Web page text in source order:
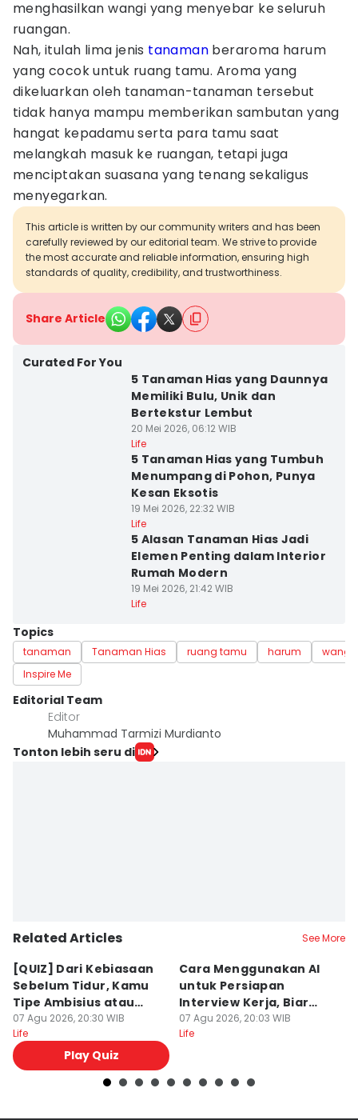
menghasilkan wangi yang menyebar ke seluruh
ruangan.
Nah, itulah lima jenis tanaman beraroma harum
yang cocok untuk ruang tamu. Aroma yang
dikeluarkan oleh tanaman-tanaman tersebut
tidak hanya mampu memberikan sambutan yang
hangat kepadamu serta para tamu saat
melangkah masuk ke ruangan, tetapi juga
menciptakan suasana yang tenang sekaligus
menyegarkan.
This article is written by our community writers and has been
carefully reviewed by our editorial team. We strive to provide
the most accurate and reliable information, ensuring high
standards of quality, credibility, and trustworthiness.
Share Article
Curated For You
5 Tanaman Hias yang Daunnya
Memiliki Bulu, Unik dan
Bertekstur Lembut
20 Mei 2026, 06:12 WIB
Life
5 Tanaman Hias yang Tumbuh
Menumpang di Pohon, Punya
Kesan Eksotis
19 Mei 2026, 22:32 WIB
Life
5 Alasan Tanaman Hias Jadi
Elemen Penting dalam Interior
Rumah Modern
19 Mei 2026, 21:42 WIB
Life
Topics
tanaman Tanaman Hias ruang tamu harum
wangi
Inspire Me
Editorial Team
Editor
Muhammad Tarmizi Murdianto
Tonton lebih seru di
Related Articles See More
[QUIZ] Dari Kebiasaan
Sebelum Tidur, Kamu
Tipe Ambisius atau
Santai?
07 Agu 2026, 20:30 WIB
Life
Play Quiz
Cara Menggunakan AI
untuk Persiapan
Interview Kerja, Biar
Makin Siap!
07 Agu 2026, 20:03 WIB
Life